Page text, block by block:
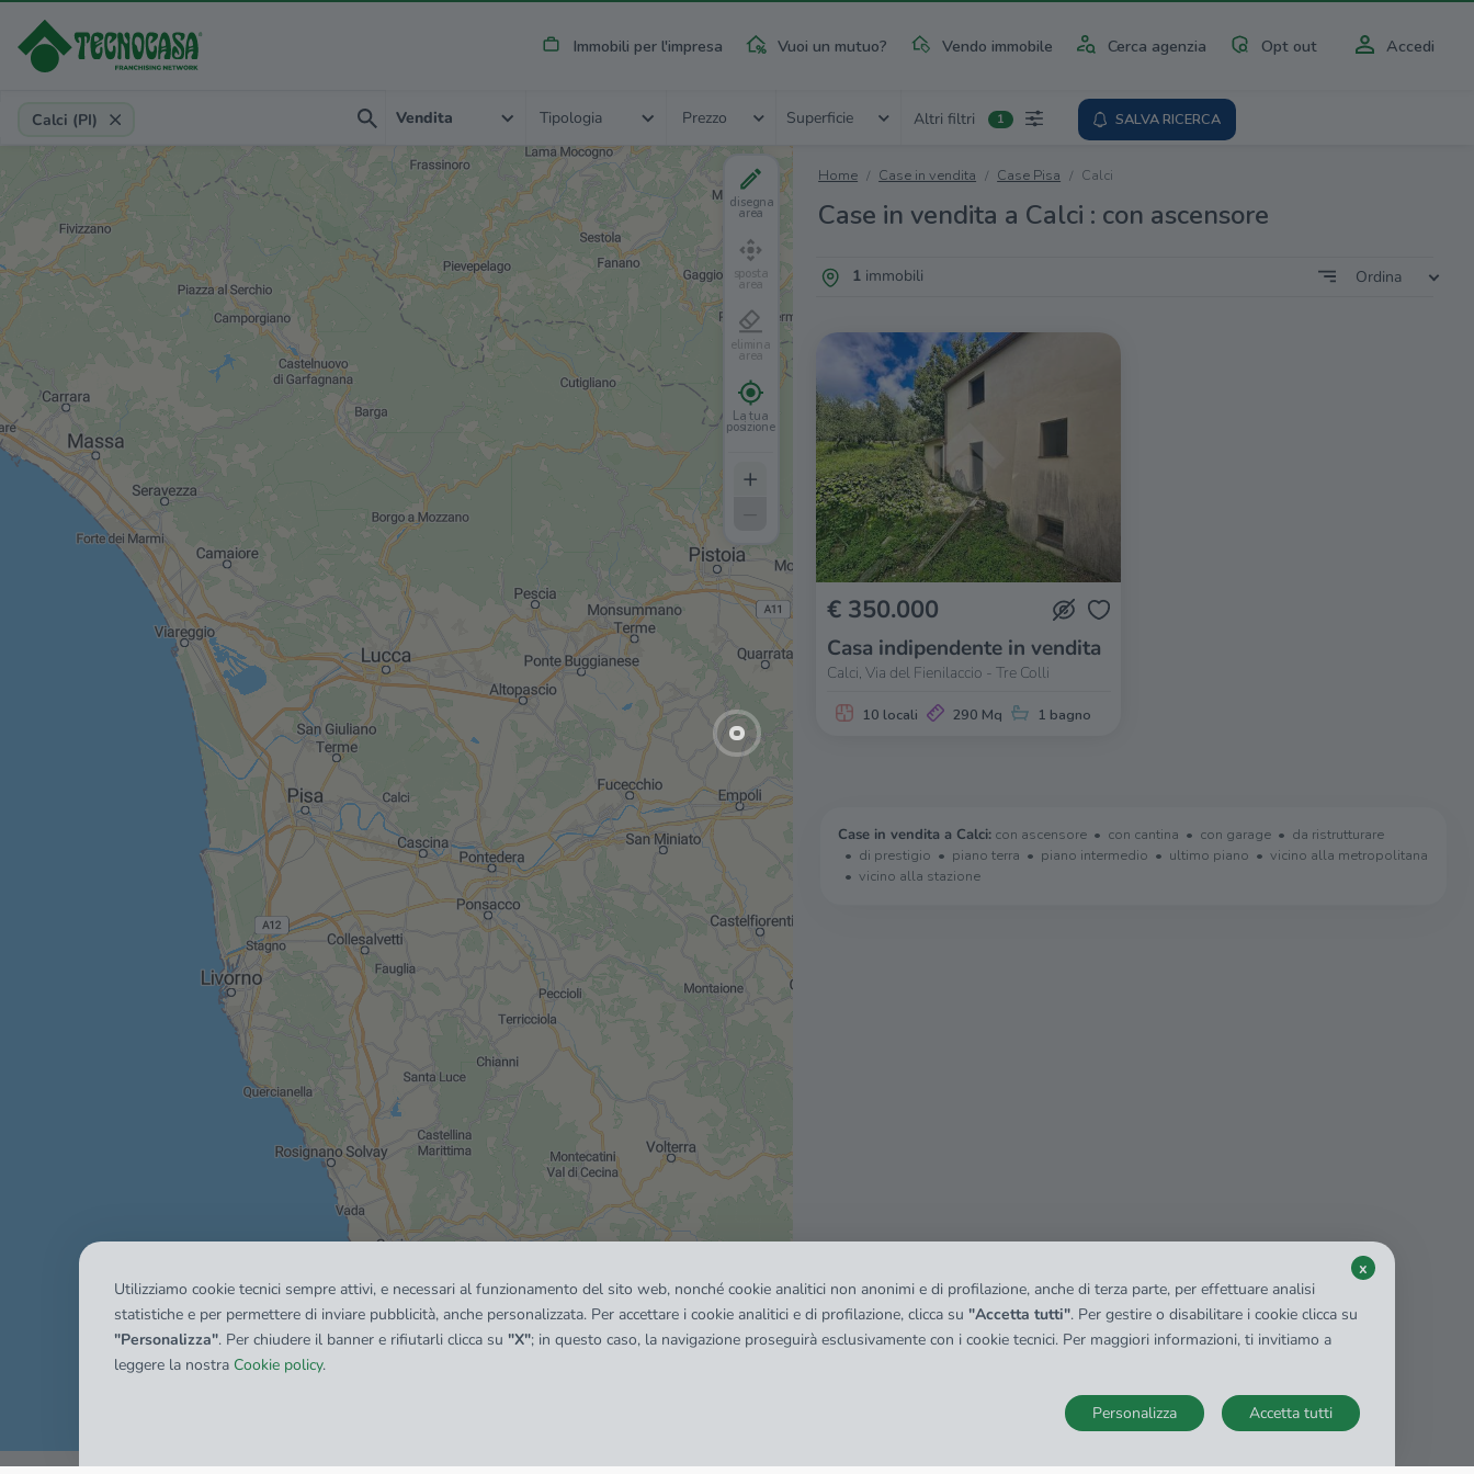
Immobili per l'impresa Vuoi un mutuo? Vendo immobile Cerca agenzia Opt out Accedi
Provincia, comune, zona, riferimento
Calci (PI) Vendita Tipologia Prezzo Superficie Altri filtri 1 SALVA RICERCA
Home Case in vendita Case Pisa Calci
Case in vendita a Calci : con ascensore
1immobili Ordina
€ 350.000
Casa indipendente in vendita
Calci, Via del Fienilaccio - Tre Colli
10 locali 290 Mq 1 bagno
Case in vendita a Calci: con ascensore con cantina con garage
da ristrutturare
di prestigio
piano terra piano intermedio ultimo piano
vicino alla metropolitana
vicino alla stazione
disegna
area
sposta
area
elimina
area
La tua
posizione
+
Mostra tutti gli immobili del riquadro
Utilizziamo cookie tecnici sempre attivi, e necessari al funzionamento del sito web, nonché cookie analitici non anonimi e di profilazione, anche di terza parte, per effettuare analisi
statistiche e per permettere di inviare pubblicità, anche personalizzata. Per accettare i cookie analitici e di profilazione, clicca su "Accetta tutti". Per gestire o disabilitare i cookie clicca su
"Personalizza". Per chiudere il banner e rifiutarli clicca su "X"; in questo caso, la navigazione proseguirà esclusivamente con i cookie tecnici. Per maggiori informazioni, ti invitiamo a
leggere la nostra Cookie policy.
x
Accetta tutti
Personalizza